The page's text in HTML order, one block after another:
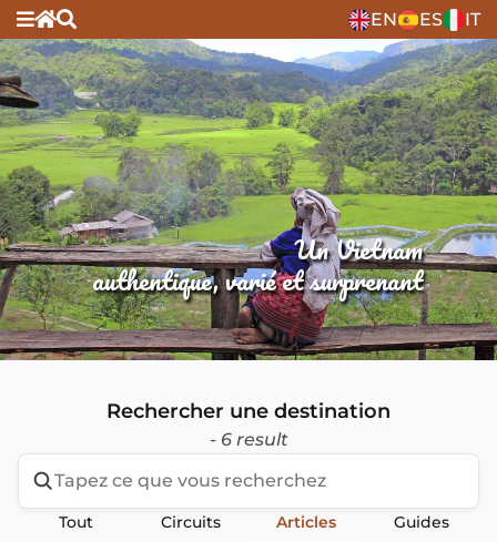
EN ES IT
Un Vietnam
authentique, varié et surprenant
Rechercher une destination
- 6 result
Tout Circuits Articles Guides